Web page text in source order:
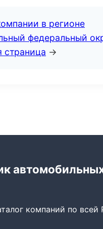
в регионе
федеральный
страница →
компаний по всей